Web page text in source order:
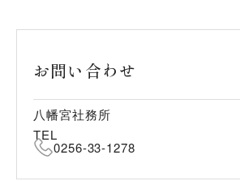
お問い合わせ
八幡宮社務所
TEL
0256-33-1278